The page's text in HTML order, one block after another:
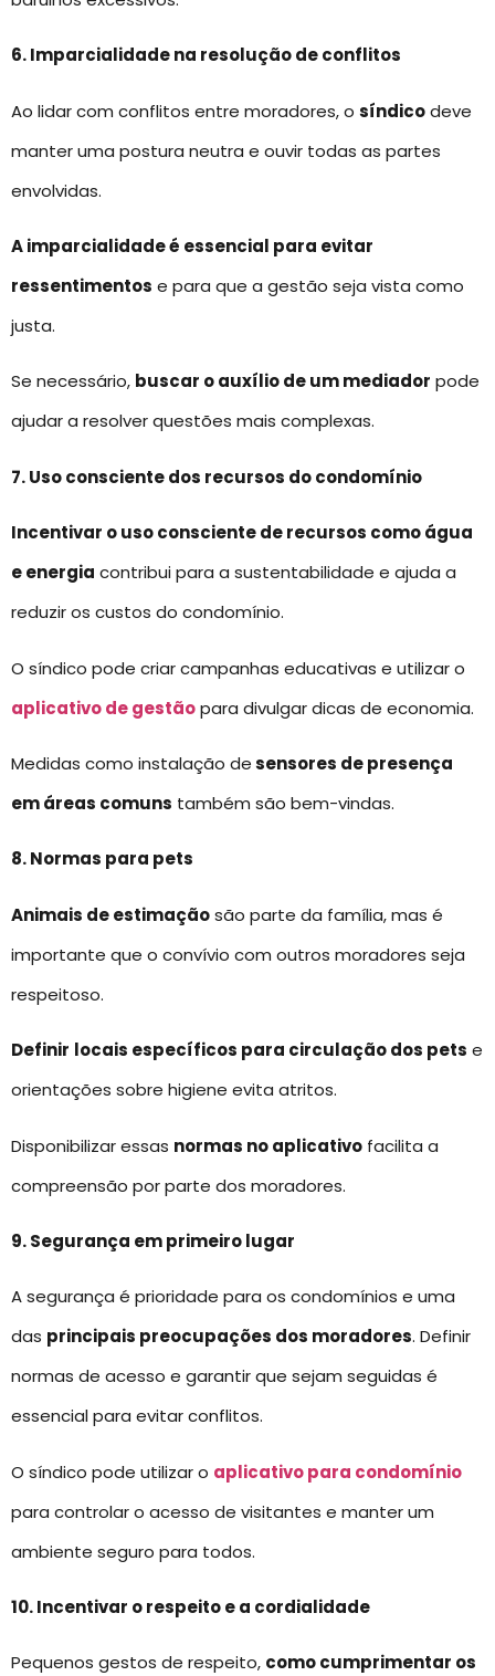
6. Imparcialidade na resolução de conflitos
Ao lidar com conflitos entre moradores, o síndicodeve
manter uma postura neutra e ouvir todas as partes
envolvidas.
A imparcialidade é essencial para evitar
ressentimentos e para que a gestão seja vista como
justa.
Se necessário, buscar o auxílio de um mediador pode
ajudar a resolver questões mais complexas.
7. Uso consciente dos recursos do condomínio
Incentivar o uso consciente de recursos como água
e energia contribui para a sustentabilidade e ajuda a
reduzir os custos do condomínio.
O síndico pode criar campanhas educativas e utilizar o
aplicativo de gestãopara divulgar dicas de economia.
Medidas como instalação desensores de presença
em áreas comuns também são bem-vindas.
8. Normas para pets
Animais de estimaçãosão parte da família, mas é
importante que o convívio com outros moradores seja
respeitoso.
Definir locais específicos para circulação dos pets e
orientações sobre higiene evita atritos.
Disponibilizar essas normas no aplicativo facilita a
compreensão por parte dos moradores.
9. Segurança em primeiro lugar
A segurança é prioridade para os condomínios e uma
das principais preocupações dos moradores. Definir
normas de acesso e garantir que sejam seguidas é
essencial para evitar conflitos.
O síndico pode utilizar o aplicativo para condomínio
para controlar o acesso de visitantes e manter um
ambiente seguro para todos.
10. Incentivar o respeito e a cordialidade
Pequenos gestos de respeito, como cumprimentar os